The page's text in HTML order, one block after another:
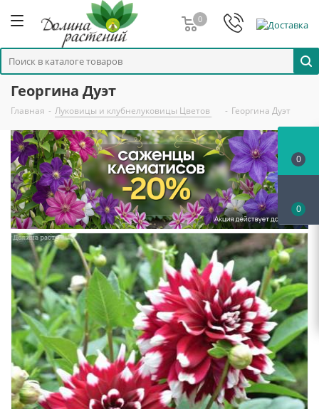
0
Георгина Дуэт
Главная - Луковицы и клубнелуковицы Цветов - Георгина Дуэт
0
0